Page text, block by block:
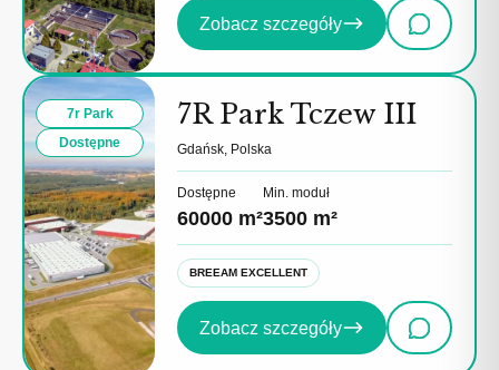
Zobacz szczegóły
7r Park
Dostępne
7R Park Tczew III
Gdańsk, Polska
Dostępne
60000 m²
Min. moduł
3500 m²
BREEAM EXCELLENT
Zobacz szczegóły